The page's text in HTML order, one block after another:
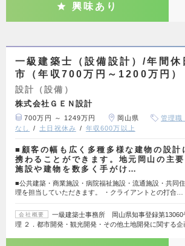
興味あり
一級建築士（設備設計）/年間
市（年収700万円～1200万円）
設計（設備）
株式会社ＧＥＮ設計
700万円 ～ 1249万円 岡山県 管理職
なし
土日祝休み 年収600万以上
■顧客の幅も広く多種多様な建物の設計
携わることができます。地元岡山の主要
施設や建物を数多く手がけ…
■公共建築・商業施設・病院福祉施設・流通施設・共同
理を担当していただきます。 ・クライアントとの打合…
会社概要
一級建築士事務所 岡山県知事登録第13060
理 ２．都市開発・観光開発・その他土地開発に関する企